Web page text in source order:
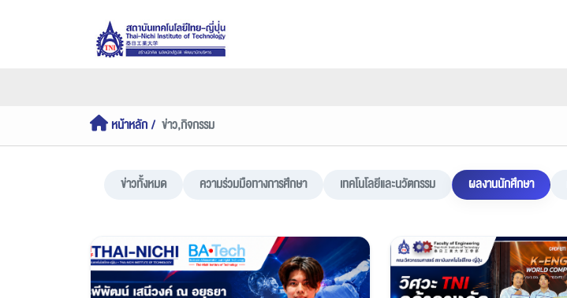
หน้าหลัก ข่าว,กิจกรรม
ข่าวทั้งหมด ความร่วมมือทางการศึกษา เทคโนโลยีและนวัตกรรม ผลงานนักศึกษา